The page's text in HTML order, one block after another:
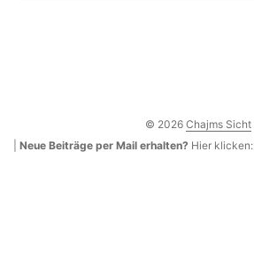
© 2026 Chajms Sicht
Neue Beiträge per Mail erhalten? Hier klicken: